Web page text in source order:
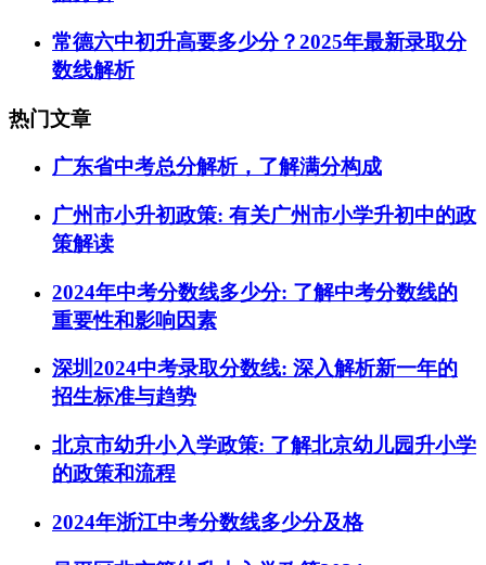
常德六中初升高要多少分？2025年最新录取分
数线解析
热门文章
广东省中考总分解析，了解满分构成
广州市小升初政策: 有关广州市小学升初中的政
策解读
2024年中考分数线多少分: 了解中考分数线的
重要性和影响因素
深圳2024中考录取分数线: 深入解析新一年的
招生标准与趋势
北京市幼升小入学政策: 了解北京幼儿园升小学
的政策和流程
2024年浙江中考分数线多少分及格